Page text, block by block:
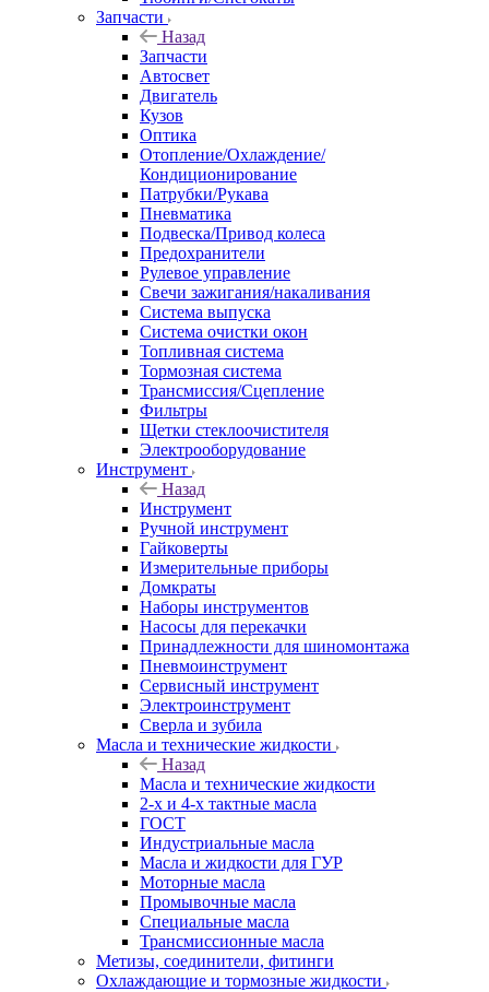
Запчасти
Назад
Запчасти
Автосвет
Двигатель
Кузов
Оптика
Отопление/Охлаждение/
Кондиционирование
Патрубки/Рукава
Пневматика
Подвеска/Привод колеса
Предохранители
Рулевое управление
Свечи зажигания/накаливания
Система выпуска
Система очистки окон
Топливная система
Тормозная система
Трансмиссия/Сцепление
Фильтры
Щетки стеклоочистителя
Электрооборудование
Инструмент
Назад
Инструмент
Ручной инструмент
Гайковерты
Измерительные приборы
Домкраты
Наборы инструментов
Насосы для перекачки
Принадлежности для шиномонтажа
Пневмоинструмент
Сервисный инструмент
Электроинструмент
Сверла и зубила
Масла и технические жидкости
Назад
Масла и технические жидкости
2-х и 4-х тактные масла
ГОСТ
Индустриальные масла
Масла и жидкости для ГУР
Моторные масла
Промывочные масла
Специальные масла
Трансмиссионные масла
Метизы, соединители, фитинги
Охлаждающие и тормозные жидкости